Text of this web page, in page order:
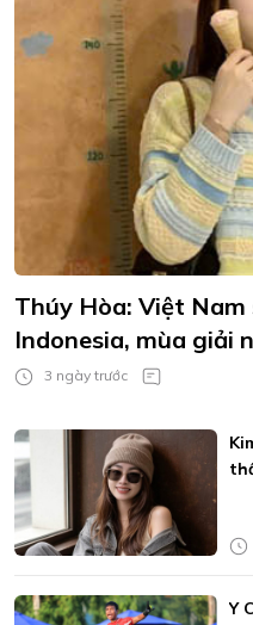
Thúy Hòa: Việt
Indonesia, mùa giải
3 ngày trước
Y